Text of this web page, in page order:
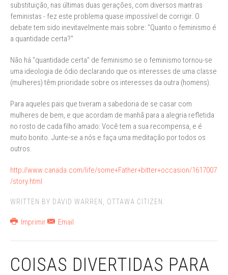
substituição, nas últimas duas gerações, com diversos mantras
feministas - fez este problema quase impossível de corrigir. O
debate tem sido inevitavelmente mais sobre: "Quanto o feminismo é
a quantidade certa?"
Não há "quantidade certa" de feminismo se o feminismo tornou-se
uma ideologia de ódio declarando que os interesses de uma classe
(mulheres) têm prioridade sobre os interesses da outra (homens).
Para aqueles pais que tiveram a sabedoria de se casar com
mulheres de bem, e que acordam de manhã para a alegria refletida
no rosto de cada filho amado: Você tem a sua recompensa, e é
muito bonito. Junte-se a nós e faça uma meditação por todos os
outros.
http://www.canada.com/life/some+Father+bitter+occasion/1617007
/story.html
WRITTEN BY DAVID WARREN, OTTAWA CITIZEN.
Imprimir Email
COISAS DIVERTIDAS PARA